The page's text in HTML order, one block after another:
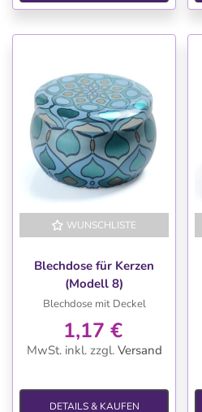
WUNSCHLISTE
Blechdose für Kerzen
(Modell 8)
Blechdose mit Deckel
1,17 €
MwSt. inkl. zzgl. Versand
DETAILS & KAUFEN